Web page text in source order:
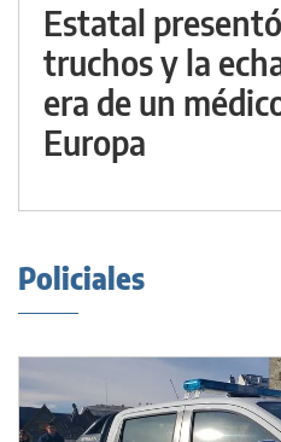
Estatal
truchos y la
era de un
Europa
Policiales